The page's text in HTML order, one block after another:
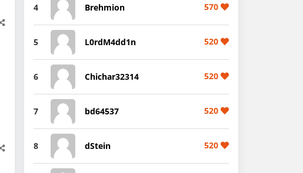
4 Brehmion 570
5 L0rdM4dd1n 520
6 Chichar32314 520
7 bd64537 520
8 dStein 520